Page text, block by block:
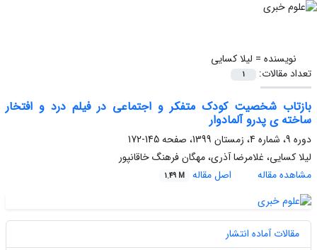
نویسنده = لیلا کسایی
تعداد مقالات:
1
بازتاب شخصیت کودک متفکر و اجتماعی در فیلم درد و افتخار
ساخته ی پدرو آلمادوار
دوره 9، شماره 4، زمستان 1399، صفحه
145-172
لیلا کسایی، غلامرضا آذری، مهگان فرهنگ خاقانپور
مشاهده مقاله
اصل مقاله 1.49 M
مقالات آماده انتشار